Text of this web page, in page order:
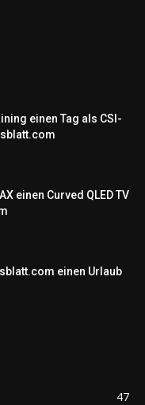
einen Tag als CSI-
einen Curved QLED TV
einen Urlaub
47